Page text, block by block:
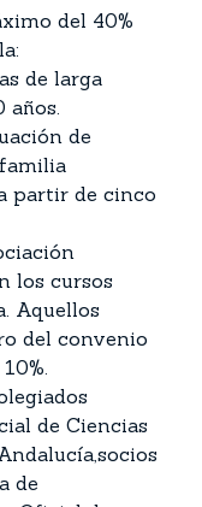
del 40%
de larga
años.
de
partir de cinco
los cursos
Aquellos
del convenio
de Ciencias
de